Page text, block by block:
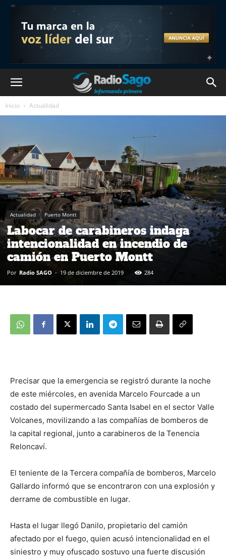
Inicio Actualidad
Actualidad Puerto Montt
Labocar de carabineros indaga
intencionalidad en incendio de
camión en Puerto Montt
Por Radio SAGO - 19 de diciembre de 2019 284
Precisar que la emergencia se registró durante la noche
de este miércoles, en avenida Marcelo Fourcade a un
costado del supermercado Santa Isabel en el sector Valle
Volcanes, movilizando a las compañías de bomberos de
la capital regional, junto a carabineros de la Tenencia
Reloncaví.
El teniente de la Tercera compañía de bomberos, Marcelo
Gallardo informó que se encontraron con una explosión y
derrame de combustible en lugar.
Hasta el lugar llegó Danilo, propietario del camión
afectado por el fuego, quien acusó intencionalidad en el
siniestro y muy ofuscado sostuvo una fuerte discusión